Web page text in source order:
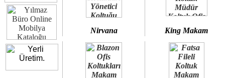
Nirvana King Makam